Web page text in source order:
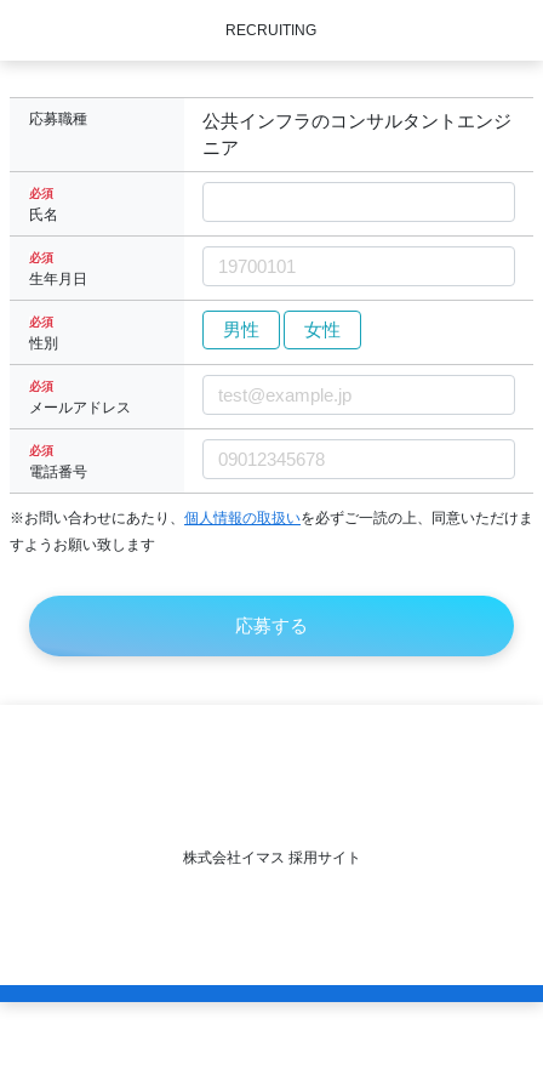
RECRUITING
応募職種
公共インフラのコンサルタントエンジ
ニア
必須
氏名
必須
生年月日
必須
性別
男性 女性
必須
メールアドレス
必須
電話番号
※お問い合わせにあたり、 個人情報の取扱いを必ずご一読の上、同意いただけま
すようお願い致します
株式会社イマス 採用サイト